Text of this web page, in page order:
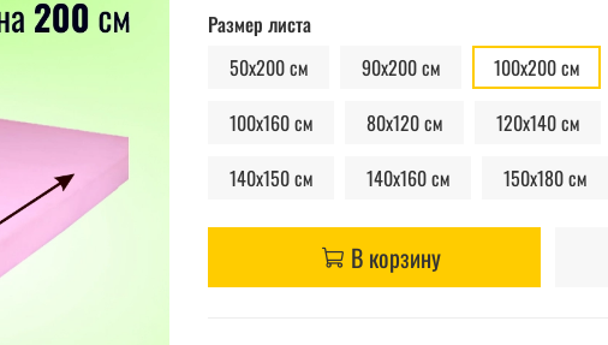
Размер листа
50х200 см
90x200 см 100х200 см
100х160 см
80х120 см 120х140 см
140х150 см
140х160 см 150х180 см
В корзину